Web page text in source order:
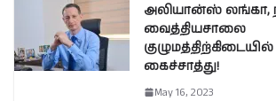
அலியான்ஸ்
வைத்தியசாலை
கைச்சாத்து!
May 16, 2023